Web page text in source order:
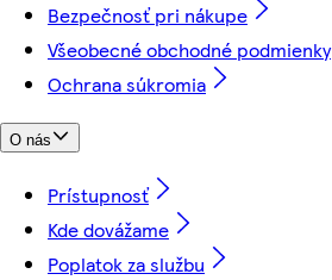
Bezpečnosť pri nákupe
Všeobecné obchodné podmienky
Ochrana súkromia
O nás
Prístupnosť
Kde dovážame
Poplatok za službu